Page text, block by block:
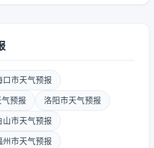
口市天气预报
预报 洛阳市天气预报
山市天气预报
州市天气预报